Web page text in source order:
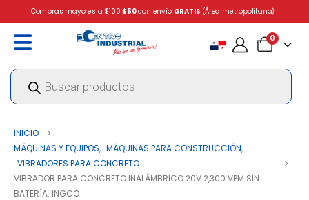
Compras mayores a$100 $50con envío GRATIS (Área metropolitana)
0
Búsqueda
productos
INICIO
MÁQUINAS Y EQUIPOS, MÁQUINAS PARA CONSTRUCCIÓN,
VIBRADORES PARA CONCRETO
VIBRADOR PARA CONCRETO INALÁMBRICO 20V 2,300 VPM SIN
BATERÍA. INGCO